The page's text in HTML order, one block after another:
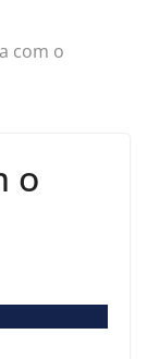
com o
o